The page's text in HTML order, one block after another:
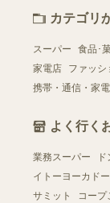
カテゴリ
スーパー 食品･
家電店
ファッシ
携帯・通信・家電
よく行く
業務スーパー
イトーヨーカドー
サミット
コープ